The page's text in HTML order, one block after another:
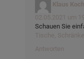
Klaus
02.05.2021 um
Schauen Sie
Tische,
Antworten